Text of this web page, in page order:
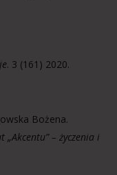
. 3 (161) 2020.
Bożena.
„Akcentu” – życzenia i